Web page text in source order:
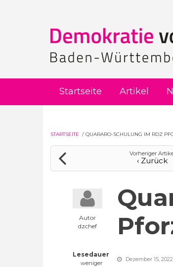
Startseite Artikel
STARTSEITE / QUARARO-SCHULUNG IM RDZ
Vorheriger
‹ Zurück
Autor
dzchef
Lesedauer
weniger
Dezember 15,